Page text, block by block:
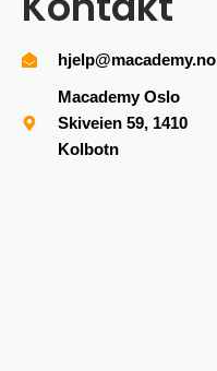
hjelp@macademy.no
Macademy Oslo
Skiveien 59, 1410
Kolbotn